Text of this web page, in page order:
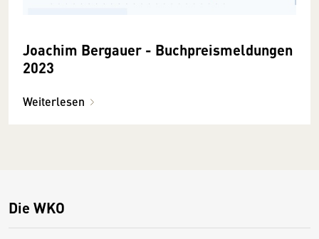
Joachim Bergauer - Buchpreismeldungen
2023
Weiterlesen
Die WKO